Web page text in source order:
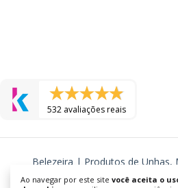
Ao navegar por este site você aceita o
532 avaliações reais
Belezeira | Produtos de Unhas,
Cosmeticos